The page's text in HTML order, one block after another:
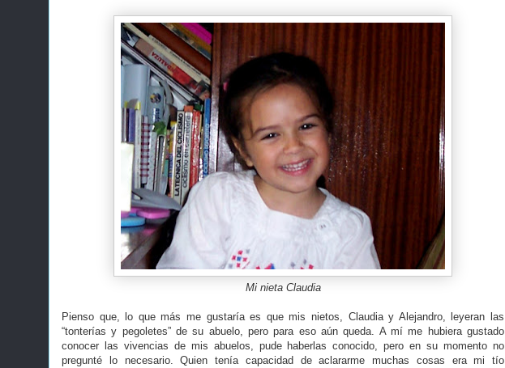
Mi nieta Claudia
Pienso que, lo que más me gustaría es que mis nietos, Claudia y Alejandro, leyeran las
“tonterías y pegoletes” de su abuelo, pero para eso aún queda. A mí me hubiera gustado
conocer las vivencias de mis abuelos, pude haberlas conocido, pero en su momento no
pregunté lo necesario. Quien tenía capacidad de aclararme muchas cosas era mi tío